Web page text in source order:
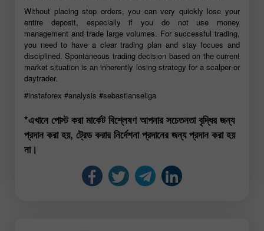
Without placing stop orders, you can very quickly lose your
entire deposit, especially if you do not use money
management and trade large volumes. For successful trading,
you need to have a clear trading plan and stay focues and
disciplined. Spontaneous trading decision based on the current
market situation is an inherently losing strategy for a scalper or
daytrader.
#instaforex #analysis #sebastianseliga
*এখানে পোস্ট করা মার্কেট বিশ্লেষণ আপনার সচেতনতা বৃদ্ধির জন্য
প্রদান করা হয়, ট্রেড করার নির্দেশনা প্রদানের জন্য প্রদান করা হয়
না।